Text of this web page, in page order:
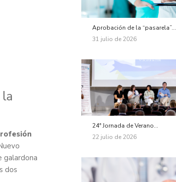
galardona
dos
Aprobación de la “pasarela”...
31 julio de 2026
24ª Jornada de Verano...
22 julio de 2026